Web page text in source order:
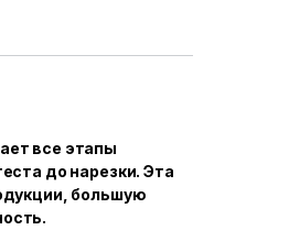
все этапы
до нарезки. Эта
большую